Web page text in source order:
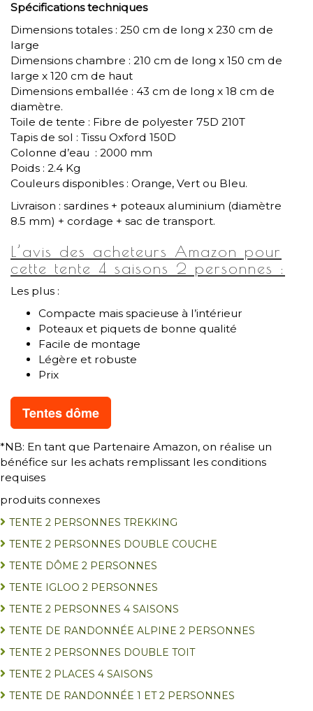
Spécifications techniques
Dimensions totales : 250 cm de long x 230 cm de
large
Dimensions chambre : 210 cm de long x 150 cm de
large x 120 cm de haut
Dimensions emballée : 43 cm de long x 18 cm de
diamètre.
Toile de tente : Fibre de polyester 75D 210T
Tapis de sol : Tissu Oxford 150D
Colonne d’eau : 2000 mm
Poids : 2.4 Kg
Couleurs disponibles : Orange, Vert ou Bleu.
Livraison : sardines + poteaux aluminium (diamètre
8.5 mm) + cordage + sac de transport.
L’avis des acheteurs Amazon pour
cette tente 4 saisons 2 personnes :
Les plus :
Compacte mais spacieuse à l’intérieur
Poteaux et piquets de bonne qualité
Facile de montage
Légère et robuste
Prix
Tentes dôme
*NB: En tant que Partenaire Amazon, on réalise un
bénéfice sur les achats remplissant les conditions
requises
produits connexes
TENTE 2 PERSONNES TREKKING
TENTE 2 PERSONNES DOUBLE COUCHE
TENTE DÔME 2 PERSONNES
TENTE IGLOO 2 PERSONNES
TENTE 2 PERSONNES 4 SAISONS
TENTE DE RANDONNÉE ALPINE 2 PERSONNES
TENTE 2 PERSONNES DOUBLE TOIT
TENTE 2 PLACES 4 SAISONS
TENTE DE RANDONNÉE 1 ET 2 PERSONNES